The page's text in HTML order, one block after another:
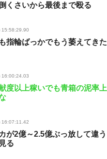
くさいから最後まで殴る
15:58:29.90
指輪ばっかでもう萎えてきた
16:00:24.03
度以上稼いでも青箱の泥率上
16:07:11.42
が2億～2.5億ぶっ放して違う
る